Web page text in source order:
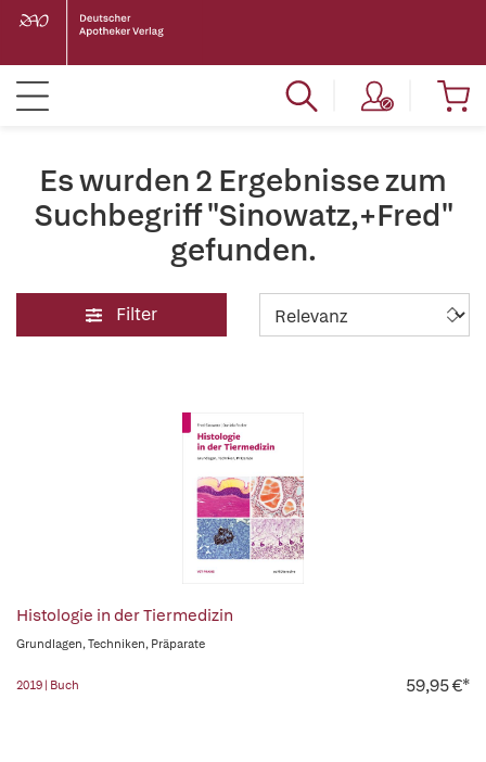
Es wurden 2 Ergebnisse zum
Suchbegriff "Sinowatz,+Fred"
gefunden.
Filter
Histologie in der Tiermedizin
Grundlagen, Techniken, Präparate
2019 | Buch 59,95 €*